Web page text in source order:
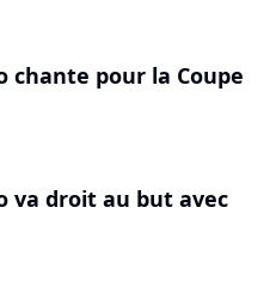
chante pour la Coupe
va droit au but avec